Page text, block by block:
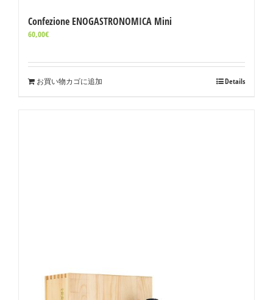
Confezione ENOGASTRONOMICA Mini
60,00€
お買い物カゴに追加 Details